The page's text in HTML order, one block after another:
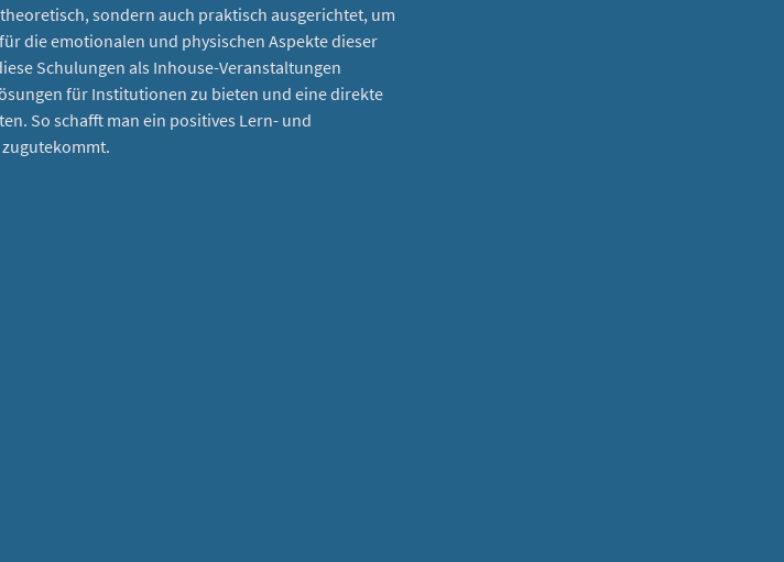
sondern auch praktisch ausgerichtet, um
die emotionalen und physischen Aspekte dieser
Schulungen als Inhouse-Veranstaltungen
für Institutionen zu bieten und eine direkte
So schafft man ein positives Lern- und